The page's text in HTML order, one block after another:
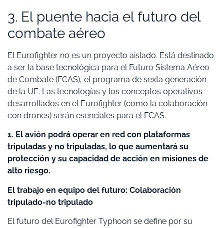
3. El puente hacia el futuro del
combate aéreo
El Eurofighter no es un proyecto aislado. Está destinado
a ser la base tecnológica para el Futuro Sistema Aéreo
de Combate (FCAS), el programa de sexta generación
de la UE. Las tecnologías y los conceptos operativos
desarrollados en el Eurofighter (como la colaboración
con drones) serán esenciales para el FCAS.
1. El avión podrá operar en red con plataformas
tripuladas y no tripuladas, lo que aumentará su
protección y su capacidad de acción en misiones de
alto riesgo.
El trabajo en equipo del futuro: Colaboración
tripulado-no tripulado
El futuro del Eurofighter Typhoon se define por su